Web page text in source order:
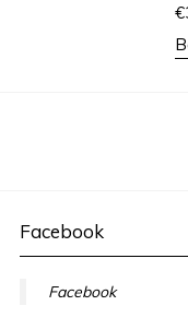
€
Facebook
Facebook